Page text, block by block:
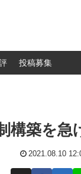
投稿募集
構築を急
2021.08.10